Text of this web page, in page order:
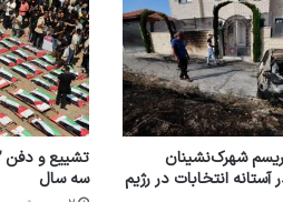
شهرک‌نشینان
انتخابات در رژیم
سه سال